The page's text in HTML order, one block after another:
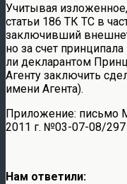
Учитывая
статьи 186 ТК ТС в
заключивший
но за счет
ли декларантом
Агенту заключить
имени Агента).
Приложение: письмо
2011 г. №03-07-08/297
Нам ответили: